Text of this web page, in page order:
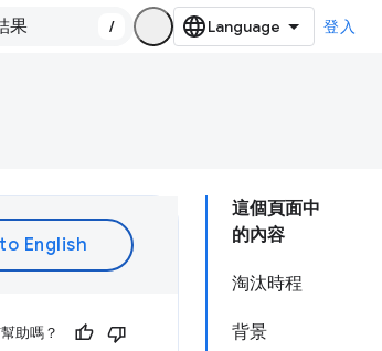
/ 登入
這個頁面中
的內容
淘汰時程
背景
助嗎？